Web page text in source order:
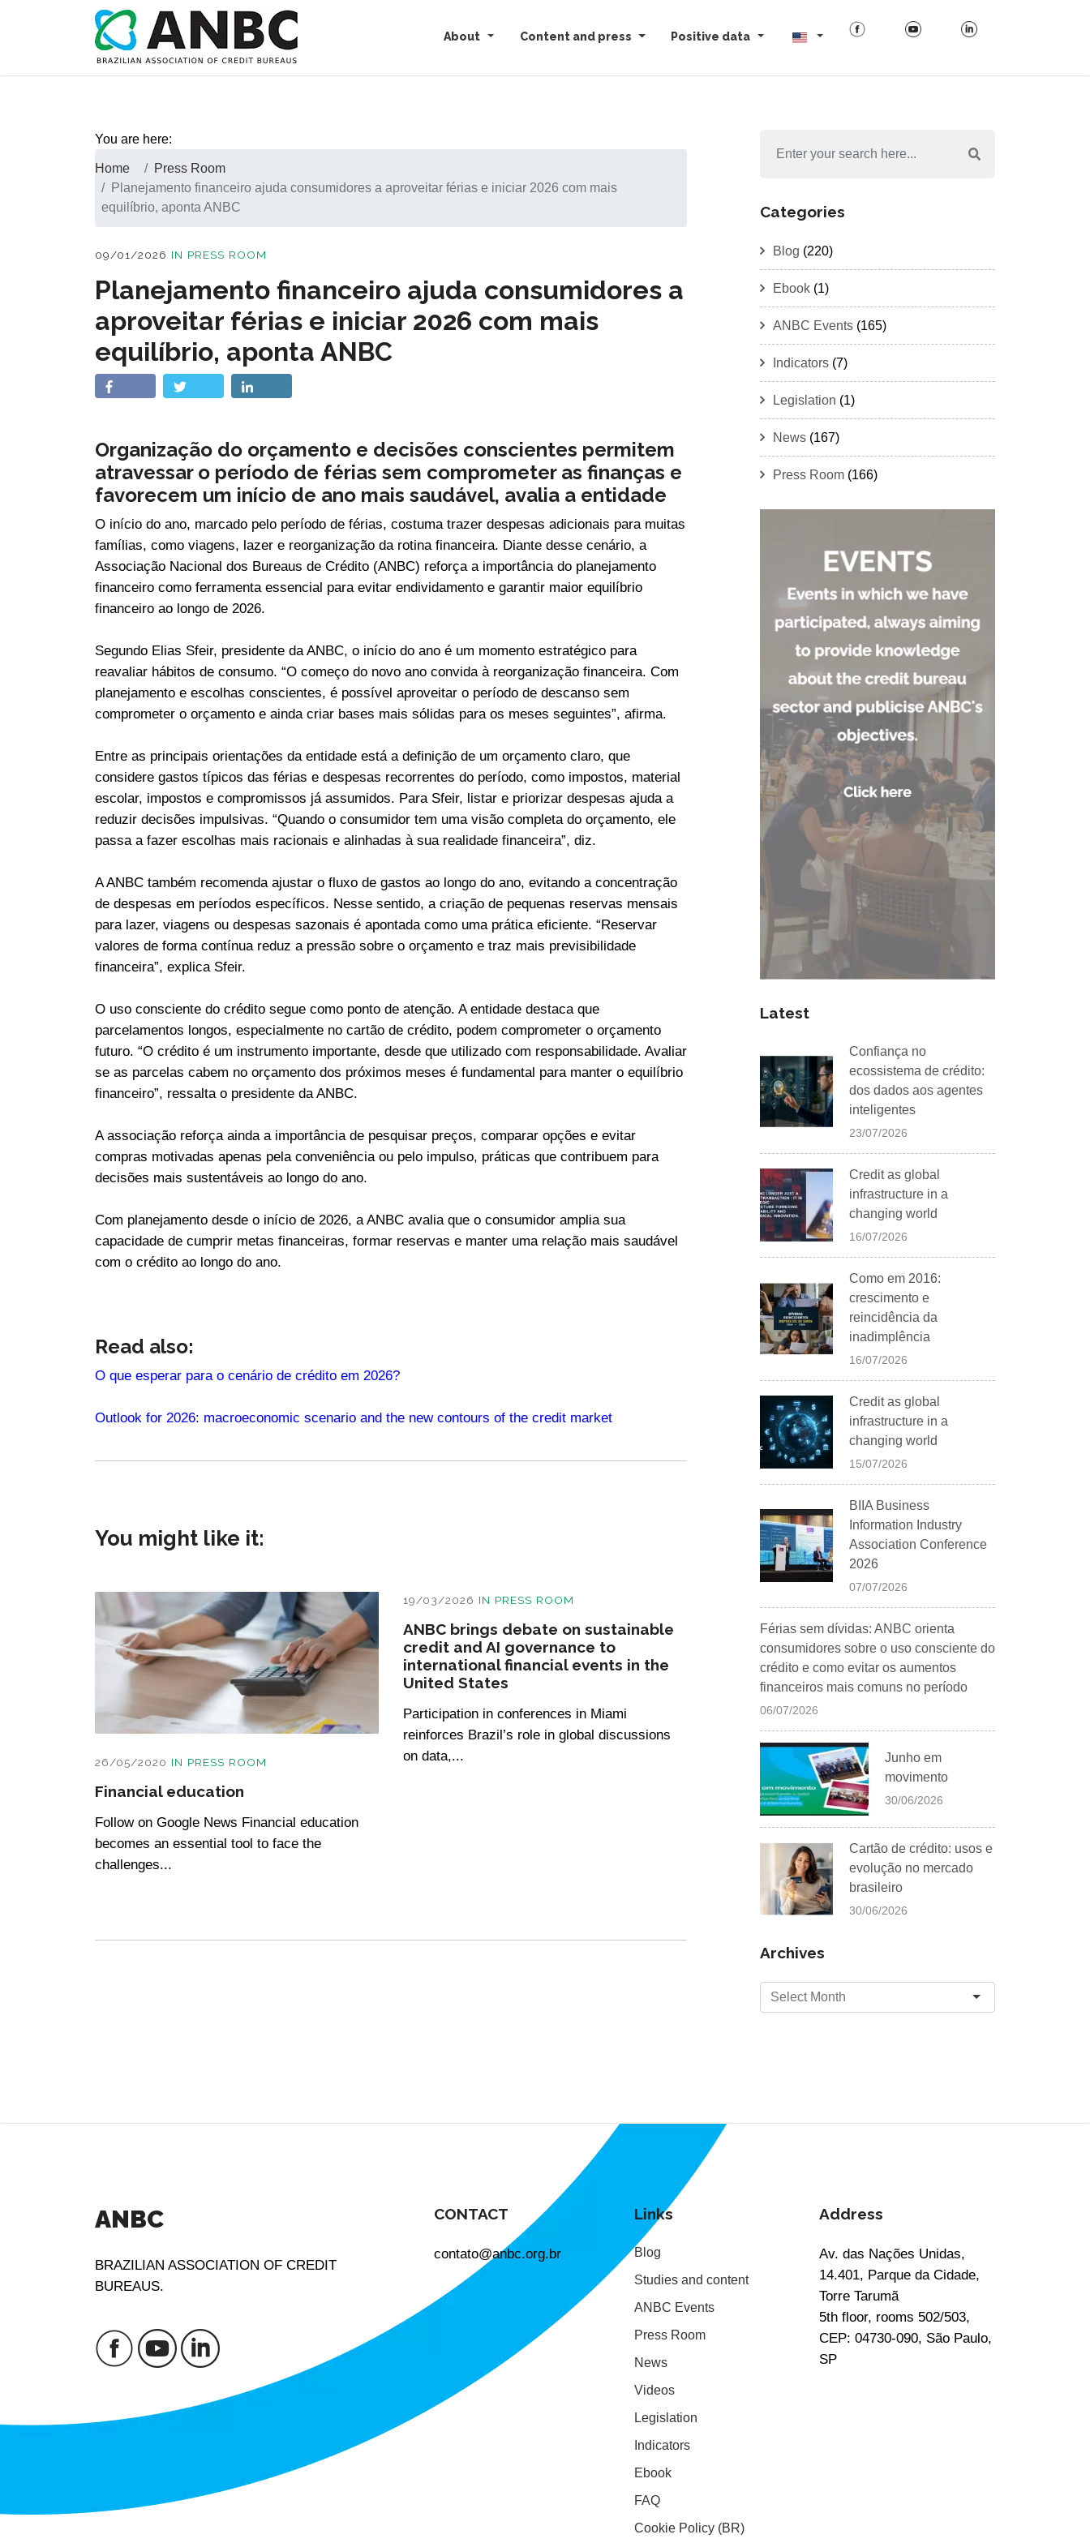
About Content and press Positive data
You are here:
Home
Press Room
Planejamento financeiro ajuda consumidores a aproveitar férias e iniciar 2026 com mais
equilíbrio, aponta ANBC
09/01/2026 IN PRESS ROOM
Planejamento financeiro ajuda consumidores a
aproveitar férias e iniciar 2026 com mais
equilíbrio, aponta ANBC
Organização do orçamento e decisões conscientes permitem
atravessar o período de férias sem comprometer as finanças e
favorecem um início de ano mais saudável, avalia a entidade
O início do ano, marcado pelo período de férias, costuma trazer despesas adicionais para muitas
famílias, como viagens, lazer e reorganização da rotina financeira. Diante desse cenário, a
Associação Nacional dos Bureaus de Crédito (ANBC) reforça a importância do planejamento
financeiro como ferramenta essencial para evitar endividamento e garantir maior equilíbrio
financeiro ao longo de 2026.
Segundo Elias Sfeir, presidente da ANBC, o início do ano é um momento estratégico para
reavaliar hábitos de consumo. “O começo do novo ano convida à reorganização financeira. Com
planejamento e escolhas conscientes, é possível aproveitar o período de descanso sem
comprometer o orçamento e ainda criar bases mais sólidas para os meses seguintes”, afirma.
Entre as principais orientações da entidade está a definição de um orçamento claro, que
considere gastos típicos das férias e despesas recorrentes do período, como impostos, material
escolar, impostos e compromissos já assumidos. Para Sfeir, listar e priorizar despesas ajuda a
reduzir decisões impulsivas. “Quando o consumidor tem uma visão completa do orçamento, ele
passa a fazer escolhas mais racionais e alinhadas à sua realidade financeira”, diz.
A ANBC também recomenda ajustar o fluxo de gastos ao longo do ano, evitando a concentração
de despesas em períodos específicos. Nesse sentido, a criação de pequenas reservas mensais
para lazer, viagens ou despesas sazonais é apontada como uma prática eficiente. “Reservar
valores de forma contínua reduz a pressão sobre o orçamento e traz mais previsibilidade
financeira”, explica Sfeir.
O uso consciente do crédito segue como ponto de atenção. A entidade destaca que
parcelamentos longos, especialmente no cartão de crédito, podem comprometer o orçamento
futuro. “O crédito é um instrumento importante, desde que utilizado com responsabilidade. Avaliar
se as parcelas cabem no orçamento dos próximos meses é fundamental para manter o equilíbrio
financeiro”, ressalta o presidente da ANBC.
A associação reforça ainda a importância de pesquisar preços, comparar opções e evitar
compras motivadas apenas pela conveniência ou pelo impulso, práticas que contribuem para
decisões mais sustentáveis ao longo do ano.
Com planejamento desde o início de 2026, a ANBC avalia que o consumidor amplia sua
capacidade de cumprir metas financeiras, formar reservas e manter uma relação mais saudável
com o crédito ao longo do ano.
Read also:
O que esperar para o cenário de crédito em 2026?
Outlook for 2026: macroeconomic scenario and the new contours of the credit market
You might like it:
26/05/2020 IN PRESS ROOM
Financial education
Follow on Google News Financial education
becomes an essential tool to face the
challenges...
19/03/2026 IN PRESS ROOM
ANBC brings debate on sustainable
credit and AI governance to
international financial events in the
United States
Participation in conferences in Miami
reinforces Brazil’s role in global discussions
on data,...
Categories
Blog (220)
Ebook (1)
ANBC Events (165)
Indicators (7)
Legislation (1)
News (167)
Press Room (166)
Latest
Confiança no
ecossistema de crédito:
dos dados aos agentes
inteligentes
23/07/2026
Credit as global
infrastructure in a
changing world
16/07/2026
Como em 2016:
crescimento e
reincidência da
inadimplência
16/07/2026
Credit as global
infrastructure in a
changing world
15/07/2026
BIIA Business
Information Industry
Association Conference
2026
07/07/2026
Férias sem dívidas: ANBC orienta
consumidores sobre o uso consciente do
crédito e como evitar os aumentos
financeiros mais comuns no período
06/07/2026
Junho em
movimento
30/06/2026
Cartão de crédito: usos e
evolução no mercado
brasileiro
30/06/2026
Archives
ANBC
BRAZILIAN ASSOCIATION OF CREDIT
BUREAUS.
CONTACT
contato@anbc.org.br
Links
Blog
Studies and content
ANBC Events
Press Room
News
Videos
Legislation
Indicators
Ebook
FAQ
Cookie Policy (BR)
Address
Av. das Nações Unidas,
14.401, Parque da Cidade,
Torre Tarumã
5th floor, rooms 502/503,
CEP: 04730-090, São Paulo,
SP